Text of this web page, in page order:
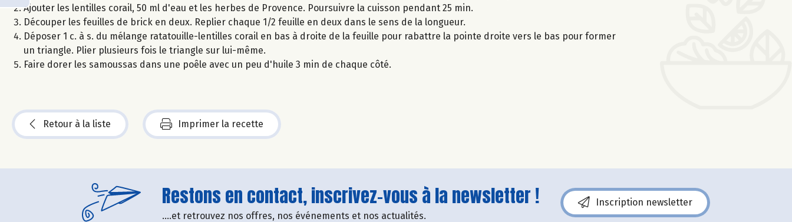
Ajouter les lentilles corail, 50 ml d'eau et les herbes de Provence. Poursuivre la cuisson pendant 25 min.
Découper les feuilles de brick en deux. Replier chaque 1/2 feuille en deux dans le sens de la longueur.
Déposer 1 c. à s. du mélange ratatouille-lentilles corail en bas à droite de la feuille pour rabattre la pointe droite vers le bas pour former
un triangle. Plier plusieurs fois le triangle sur lui-même.
Faire dorer les samoussas dans une poêle avec un peu d'huile 3 min de chaque côté.
Retour à la liste Imprimer la recette
Restons en contact, inscrivez-vous à la newsletter !
....et retrouvez nos offres, nos événements et nos actualités.
Inscription newsletter